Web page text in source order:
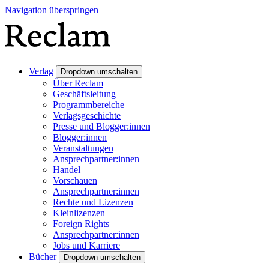
Navigation überspringen
Verlag Dropdown umschalten
Über Reclam
Geschäftsleitung
Programmbereiche
Verlagsgeschichte
Presse und Blogger:innen
Blogger:innen
Veranstaltungen
Ansprechpartner:innen
Handel
Vorschauen
Ansprechpartner:innen
Rechte und Lizenzen
Kleinlizenzen
Foreign Rights
Ansprechpartner:innen
Jobs und Karriere
Bücher
Dropdown umschalten